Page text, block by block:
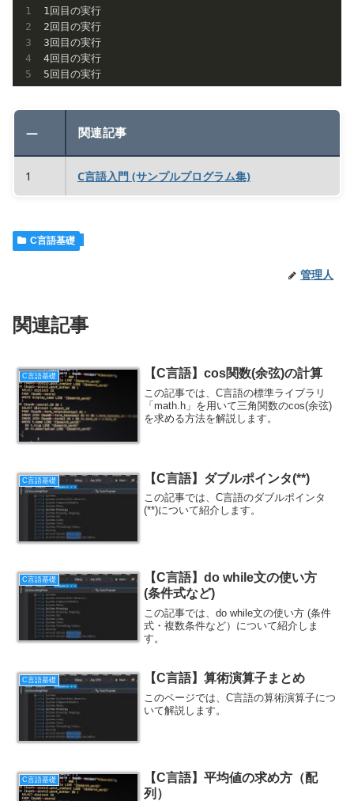
1
2
3
4
5 回目の実行
— 関連記事
1 C言語入門 (サンプルプログラム集)
C言語基礎
管理人
関連記事
C言語基礎 【C言語】cos関数(余弦)の計算
この記事では、C言語の標準ライブラリ
「math.h」を用いて三角関数のcos(余弦)
を求める方法を解説します。
C言語基礎 【C言語】ダブルポインタ(**)
この記事では、C言語のダブルポインタ
(**)について紹介します。
C言語基礎
【C言語】do while文の使い方
(条件式など)
この記事では、do while文の使い方 (条件
式・複数条件など）について紹介しま
す。
C言語基礎 【C言語】算術演算子まとめ
このページでは、C言語の算術演算子につ
いて解説します。
C言語基礎
【C言語】平均値の求め方（配
列）